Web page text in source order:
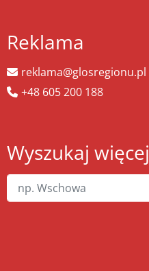
Reklama
reklama@glosregionu.pl
+48 605 200 188
Wyszukaj więcej